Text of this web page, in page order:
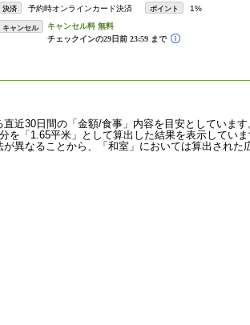
決済 予約時オンラインカード決済 ポイント 1%
キャンセル
近30日間の「金額/食事」内容を目安としています
「1.65平米」として算出した結果を表示していま
異なることから、「和室」においては算出された